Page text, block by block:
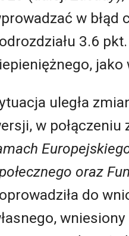
w błąd
3.6
uległa
w połączeniu
oraz
do